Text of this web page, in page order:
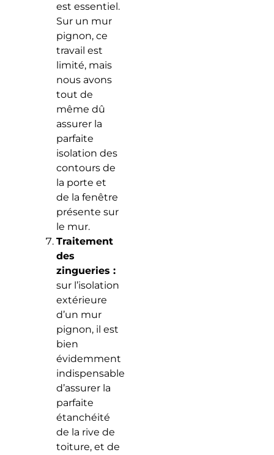
est essentiel.
Sur un mur
pignon, ce
travail est
limité, mais
nous avons
tout de
même dû
assurer la
parfaite
isolation des
contours de
la porte et
de la fenêtre
présente sur
le mur.
Traitement
des
zingueries :
sur l’isolation
extérieure
d’un mur
pignon, il est
bien
évidemment
indispensable
d’assurer la
parfaite
étanchéité
de la rive de
toiture, et de